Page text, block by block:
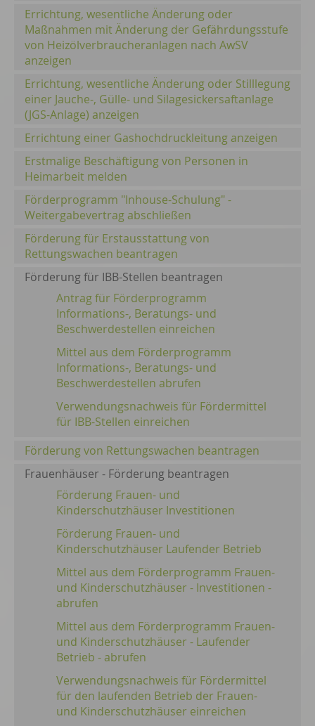
Errichtung, wesentliche Änderung oder
Maßnahmen mit Änderung der Gefährdungsstufe
von Heizölverbraucheranlagen nach AwSV
anzeigen
Errichtung, wesentliche Änderung oder Stilllegung
einer Jauche-, Gülle- und Silagesickersaftanlage
(JGS-Anlage) anzeigen
Errichtung einer Gashochdruckleitung anzeigen
Erstmalige Beschäftigung von Personen in
Heimarbeit melden
Förderprogramm "Inhouse-Schulung" -
Weitergabevertrag abschließen
Förderung für Erstausstattung von
Rettungswachen beantragen
Förderung für IBB-Stellen beantragen
Antrag für Förderprogramm
Informations-, Beratungs- und
Beschwerdestellen einreichen
Mittel aus dem Förderprogramm
Informations-, Beratungs- und
Beschwerdestellen abrufen
Verwendungsnachweis für Fördermittel
für IBB-Stellen einreichen
Förderung von Rettungswachen beantragen
Frauenhäuser - Förderung beantragen
Förderung Frauen- und
Kinderschutzhäuser Investitionen
Förderung Frauen- und
Kinderschutzhäuser Laufender Betrieb
Mittel aus dem Förderprogramm Frauen-
und Kinderschutzhäuser - Investitionen -
abrufen
Mittel aus dem Förderprogramm Frauen-
und Kinderschutzhäuser - Laufender
Betrieb - abrufen
Verwendungsnachweis für Fördermittel
für den laufenden Betrieb der Frauen-
und Kinderschutzhäuser einreichen